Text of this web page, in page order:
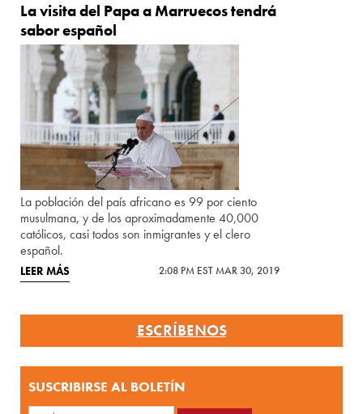
La visita del Papa a Marruecos tendrá
sabor español
La población del país africano es 99 por ciento
musulmana, y de los aproximadamente 40,000
católicos, casi todos son inmigrantes y el clero
español.
LEER MÁS 2:08 PM EST MAR 30, 2019
ESCRÍBENOS
SUSCRIBIRSE AL BOLETÍN